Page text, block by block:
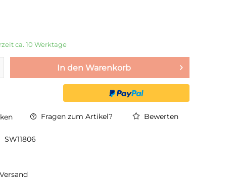
ca. 10 Werktage
In den Warenkorb
Fragen zum Artikel? Bewerten
SW11806